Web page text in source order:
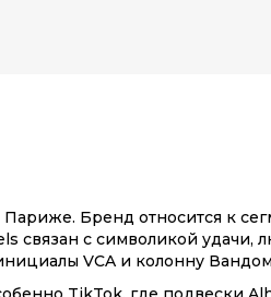
Бренд относится к
связан с символикой
VCA и колонну